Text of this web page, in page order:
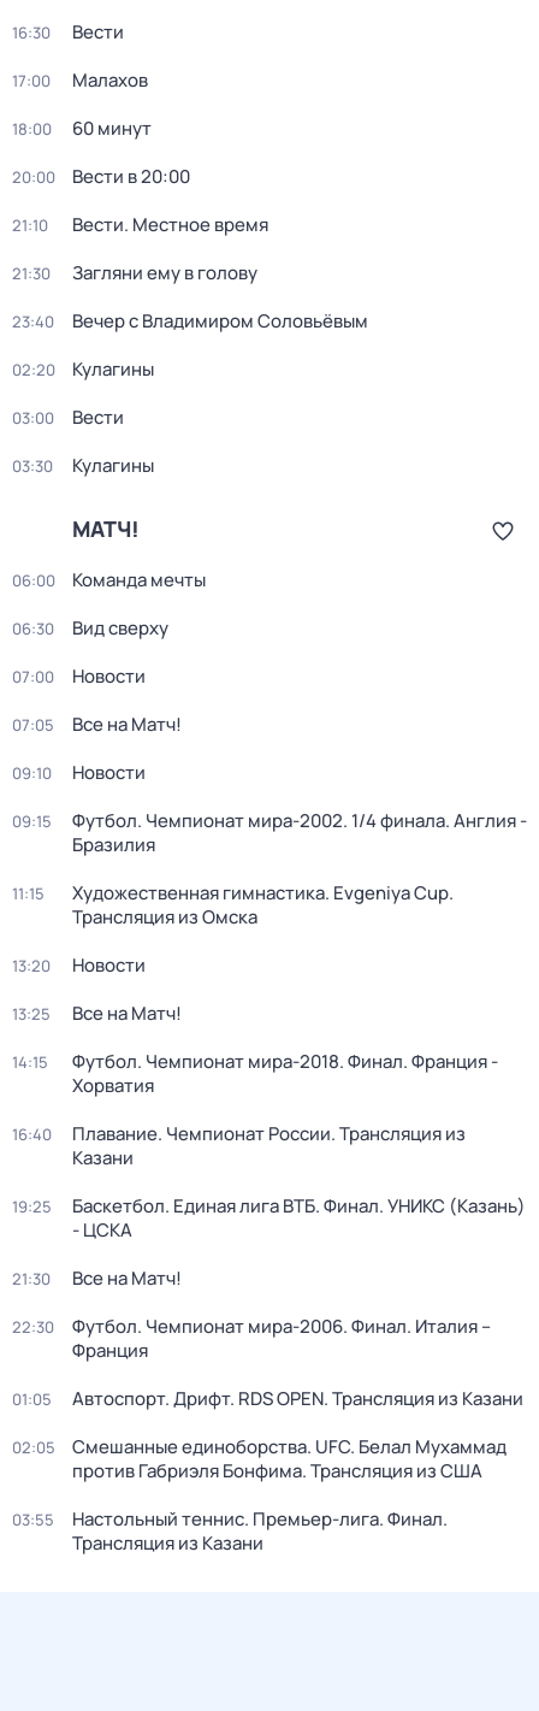
16:30 Вести
17:00 Малахов
18:00 60 минут
20:00 Вести в 20:00
21:10 Вести. Местное время
21:30 Загляни ему в голову
23:40 Вечер с Владимиром Соловьёвым
02:20 Кулагины
03:00 Вести
03:30 Кулагины
МАТЧ!
06:00 Команда мечты
06:30 Вид сверху
07:00 Новости
07:05 Все на Матч!
09:10 Новости
09:15
Футбол. Чемпионат мира-2002. 1/4 финала. Англия -
Бразилия
11:15
Художественная гимнастика. Evgeniya Cup.
Трансляция из Омска
13:20 Новости
13:25 Все на Матч!
14:15
Футбол. Чемпионат мира-2018. Финал. Франция -
Хорватия
16:40
Плавание. Чемпионат России. Трансляция из
Казани
19:25
Баскетбол. Единая лига ВТБ. Финал. УНИКС (Казань)
- ЦСКА
21:30 Все на Матч!
22:30
Футбол. Чемпионат мира-2006. Финал. Италия –
Франция
01:05 Автоспорт. Дрифт. RDS OPEN. Трансляция из Казани
02:05
Смешанные единоборства. UFC. Белал Мухаммад
против Габриэля Бонфима. Трансляция из США
03:55
Настольный теннис. Премьер-лига. Финал.
Трансляция из Казани